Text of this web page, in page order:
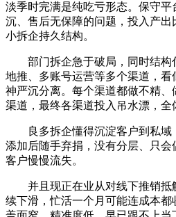
淡季时完满是纯吃亏形态。保守
沉、售后无保障的问题，投入产
小拆企持久结构。
部门拆企急于破局，同时结构
地推、多账号运营等多个渠道，
神严沉分离。每个渠道都做不精
渠道，最终各渠道投入吊水漂，全
良多拆企懂得沉淀客户到私域
添加后随手弃捐，没有分层、只
客户慢慢流失。
并且现正在业从对线下推销抵
续下滑，忙活一个月可能连成本